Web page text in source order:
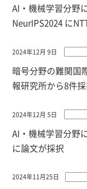
AI・機械学習分野
NeurIPS2024 に
2024年12月 9日
暗号分野の難関国
報研究所から8件
2024年12月 5日
AI・機械学習分野
に論文が採択
2024年11月25日